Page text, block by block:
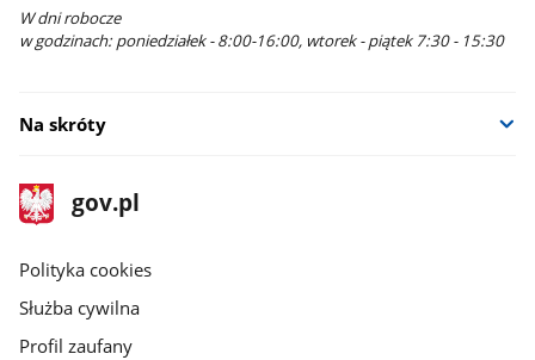
W dni robocze
w godzinach: poniedziałek - 8:00-16:00, wtorek - piątek 7:30 - 15:30
Na skróty
stopka
gov.pl
Strona
gov.pl
gov.pl
Polityka cookies
Służba cywilna
Profil zaufany